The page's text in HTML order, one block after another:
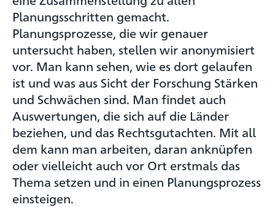
Planungsschritten gemacht.
Planungsprozesse, die wir genauer
untersucht haben, stellen wir anonymisiert
vor. Man kann sehen, wie es dort gelaufen
ist und was aus Sicht der Forschung Stärken
und Schwächen sind. Man findet auch
Auswertungen, die sich auf die Länder
beziehen, und das Rechtsgutachten. Mit all
dem kann man arbeiten, daran anknüpfen
oder vielleicht auch vor Ort erstmals das
Thema setzen und in einen Planungsprozess
einsteigen.